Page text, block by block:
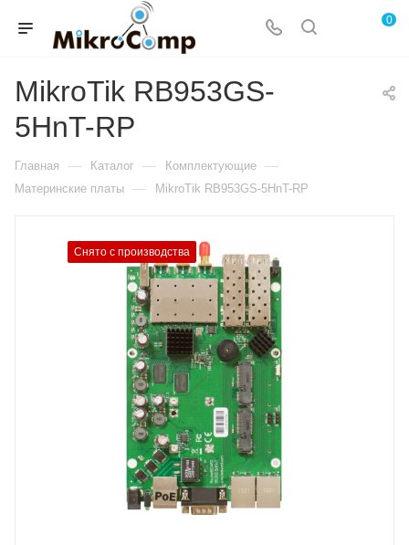
0
MikroTik RB953GS-
5HnT-RP
Главная — Каталог — Комплектующие —
Материнские платы — MikroTik RB953GS-5HnT-RP
Снято с производства